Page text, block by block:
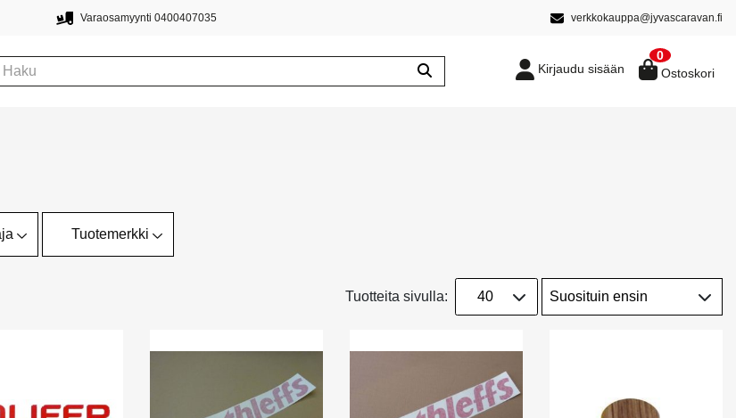
Varaosamyynti 0400407035 verkkokauppa@jyvascaravan.fi
Kirjaudu sisään
0
Ostoskori
Tuotemerkki
Tuotteita sivulla: